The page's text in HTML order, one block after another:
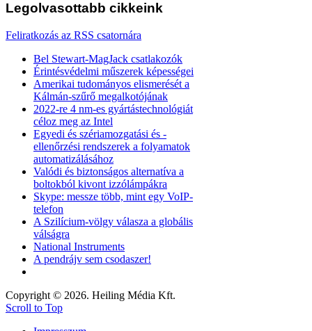
Legolvasottabb cikkeink
Feliratkozás az RSS csatornára
Bel Stewart-MagJack csatlakozók
Érintésvédelmi műszerek képességei
Amerikai tudományos elismerését a
Kálmán-szűrő megalkotójának
2022-re 4 nm-es gyártástechnológiát
céloz meg az Intel
Egyedi és szériamozgatási és -
ellenőrzési rendszerek a folyamatok
automatizálásához
Valódi és biztonságos alternatíva a
boltokból kivont izzólámpákra
Skype: messze több, mint egy VoIP-
telefon
A Szilícium-völgy válasza a globális
válságra
National Instruments
A pendrájv sem csodaszer!
Copyright © 2026. Heiling Média Kft.
Scroll to Top